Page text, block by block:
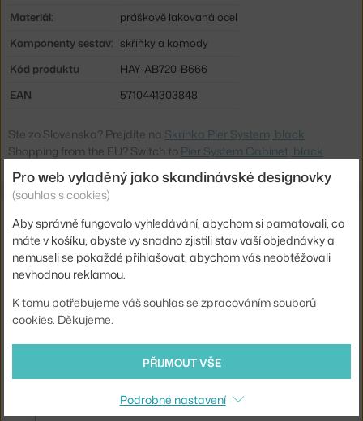
Materiál:
práškově lakovaná ocel
Komponenty sestav: skříňky a komody
Kód produktu
HAY-AB720-B666
EAN
5710441303848
Ste zo Slovenska? Prejdite na Skrinka Pier System, black
Shopping from the EU? Switch to Pier System Cabinet, black
Související produkty
NÁSTĚNNÝ PANEL PIER SYSTEM 2KS, CLEAR ALUMINIUM
HAY
5 000 Kč
PANEL PIER SYSTEM 2KS, BLACK
PANEL PIER SYSTEM, ALUMINIUM
Pro web vyladěný jako skandinávské designovky
(souhlas s cookies)
Aby správně fungovalo vyhledávání, abychom si pamatovali, co
máte v košíku, abyste vy snadno zjistili stav vaší objednávky a
nemuseli se pokaždé přihlašovat, abychom vás neobtěžovali
nevhodnou reklamou.
K tomu potřebujeme váš souhlas se zpracováním souborů
cookies. Děkujeme.
PŘIJMOUT VŠE
Podrobné nastavení